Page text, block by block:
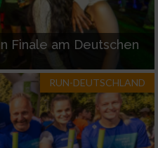
Finale am Deutschen
RUN-DEUTSCHLAND